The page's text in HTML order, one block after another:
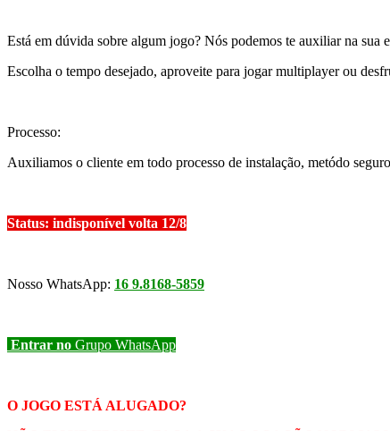
Está em dúvida sobre algum jogo? Nós podemos te auxiliar na sua
Escolha o tempo desejado, aproveite para jogar multiplayer ou
Processo:
Auxiliamos o cliente em todo processo de instalação, metódo
Status: indisponível volta 12/8
Nosso WhatsApp: 16 9.8168-5859
Entrar no Grupo WhatsApp
O JOGO ESTÁ ALUGADO?